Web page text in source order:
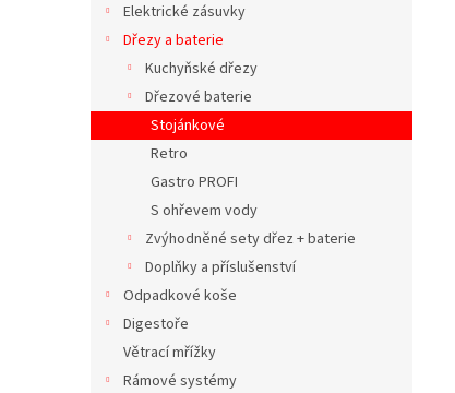
Elektrické zásuvky
Dřezy a baterie
Kuchyňské dřezy
Dřezové baterie
Stojánkové
Retro
Gastro PROFI
S ohřevem vody
Zvýhodněné sety dřez + baterie
Doplňky a příslušenství
Odpadkové koše
Digestoře
Větrací mřížky
Rámové systémy